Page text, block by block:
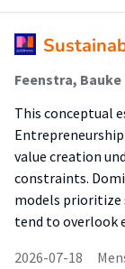
This conceptual
value creation
constraints.
models
tend to overlook
2026-07-18